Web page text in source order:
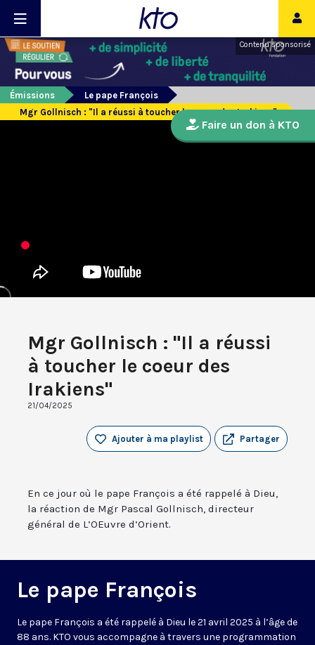
Contenu sponsorisé
Émissions
Le pape François
Mgr Gollnisch : "Il a réussi à toucher le coeur des Irakiens"
Mgr Gollnisch : "Il a réussi
à toucher le coeur des
Irakiens"
21/04/2025
Partager
Ajouter à ma playlist
En ce jour où le pape François a été rappelé à Dieu,
la réaction de Mgr Pascal Gollnisch, directeur
général de L’OEuvre d’Orient.
Le pape François
Le pape François a été rappelé à Dieu le 21 avril 2025 à l’âge de
88 ans. KTO vous accompagne à travers une programmation
Faire un don à KTO